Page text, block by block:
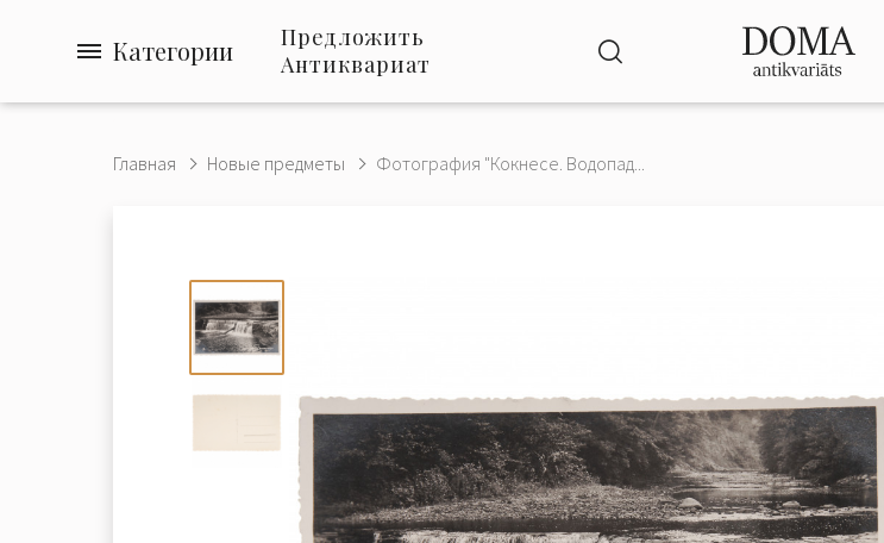
Категории
Предложить
Антиквариат
Главная Новые предметы Фотография "Кокнесе. Водопад...